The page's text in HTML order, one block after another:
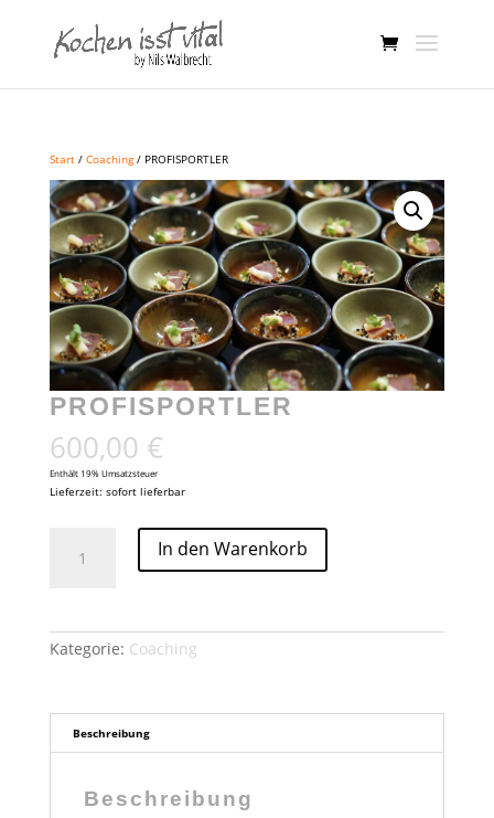
Start/ Coaching/ PROFISPORTLER
PROFISPORTLER
600,00 €
Enthält 19% Umsatzsteuer
Lieferzeit: sofort lieferbar
Menge
In den Warenkorb
Kategorie: Coaching
Beschreibung
Beschreibung